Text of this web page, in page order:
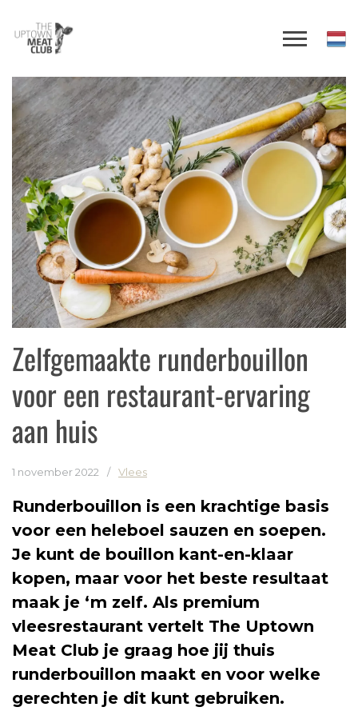
Zelfgemaakte runderbouillon
voor een restaurant-ervaring
aan huis
1 november 2022 / Vlees
Runderbouillon is een krachtige basis
voor een heleboel sauzen en soepen.
Je kunt de bouillon kant-en-klaar
kopen, maar voor het beste resultaat
maak je ‘m zelf. Als premium
vleesrestaurant vertelt The Uptown
Meat Club je graag hoe jij thuis
runderbouillon maakt en voor welke
gerechten je dit kunt gebruiken.